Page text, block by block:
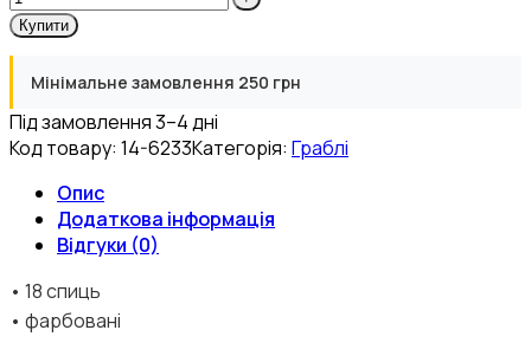
Купити
Мінімальне замовлення 250 грн
Під замовлення 3–4 дні
Код товару: 14-6233Категорія: Граблі
Опис
Додаткова інформація
Відгуки (0)
• 18 спиць
• фарбовані